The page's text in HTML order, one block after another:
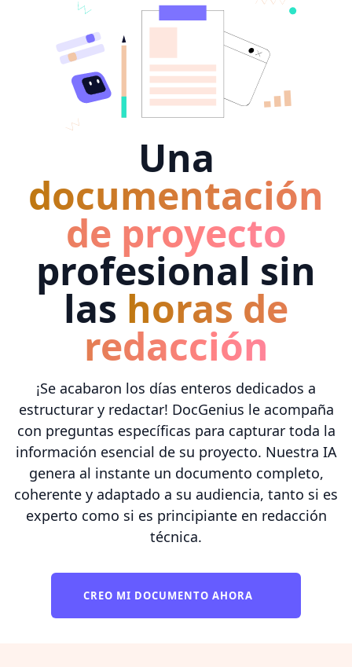
Una
documentación
de proyecto
profesional sin
las horas de
redacción
¡Se acabaron los días enteros dedicados a
estructurar y redactar! DocGenius le acompaña
con preguntas específicas para capturar toda la
información esencial de su proyecto. Nuestra IA
genera al instante un documento completo,
coherente y adaptado a su audiencia, tanto si es
experto como si es principiante en redacción
técnica.
CREO MI DOCUMENTO AHORA